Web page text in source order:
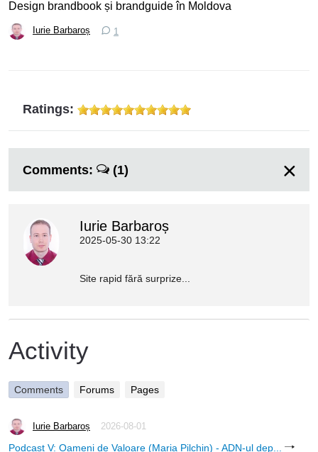
Design brandbook și brandguide în Moldova
Iurie Barbaroș 1
Ratings:
Comments: (1)
Iurie Barbaroș
2025-05-30 13:22
Site rapid fără surprize...
Activity
Comments Forums Pages
Iurie Barbaroș 2026-08-01
Podcast V: Oameni de Valoare (Maria Pilchin) - ADN-ul dep...